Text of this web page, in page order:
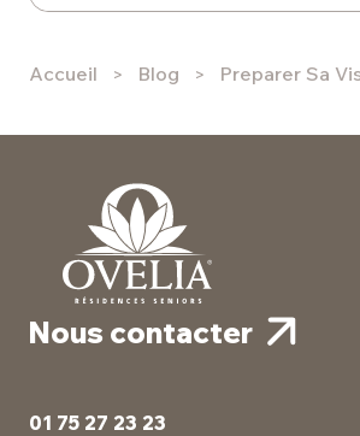
Accueil Blog Preparer Sa
Nous contacter
01 75 27 23 23